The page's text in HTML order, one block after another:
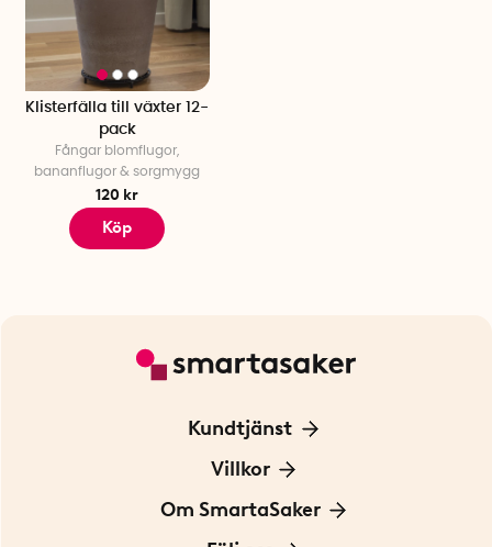
Klisterfälla till växter 12-
pack
Fångar blomflugor,
bananflugor & sorgmygg
120 kr
Köp
Kundtjänst
Kontakta oss
För Företag
Villkor
Frakt och leverans
Personuppgiftspolicy
Om SmartaSaker